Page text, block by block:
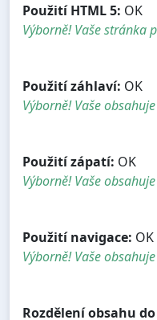
Použití HTML 5: OK
Výborně! Vaše stránka
Použití záhlaví: OK
Výborně! Vaše
Použití zápatí: OK
Výborně! Vaše
Použití navigace: OK
Výborně! Vaše
Rozdělení obsahu